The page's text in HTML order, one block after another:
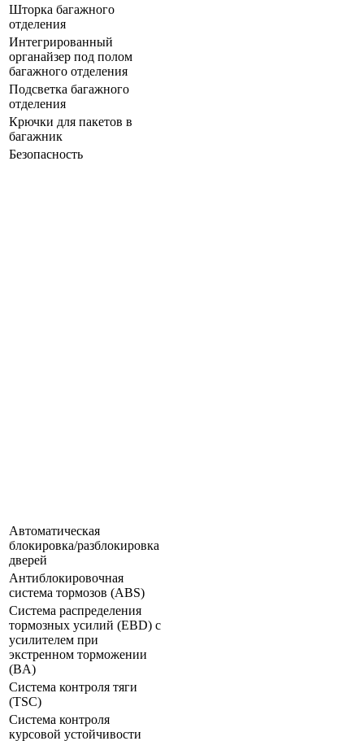
Шторка багажного
отделения
Интегрированный
органайзер под полом
багажного отделения
Подсветка багажного
отделения
Крючки для пакетов в
багажник
Безопасность
Автоматическая
блокировка/разблокировка
дверей
Антиблокировочная
система тормозов (ABS)
Система распределения
тормозных усилий (EBD) с
усилителем при
экстренном торможении
(BA)
Система контроля тяги
(TSC)
Система контроля
курсовой устойчивости